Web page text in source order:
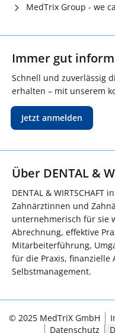
MedTrix Group - we
Immer gut
Schnell und zuverlässig
erhalten – mit unserem
Jetzt anmelden
Über DENTAL &
DENTAL &
Zahnärztinnen und
unternehmerisch für sie
Abrechnung, effektive
Mitarbeiterführung,
für die Praxis, finanzielle
Selbstmanagement.
© 2025 MedTriX GmbH
Datenschutz